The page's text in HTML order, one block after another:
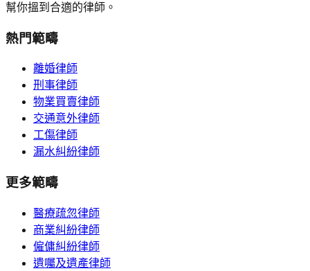
幫你搵到合適的律師。
熱門範疇
離婚律師
刑事律師
物業買賣律師
交通意外律師
工傷律師
漏水糾紛律師
更多範疇
醫療疏忽律師
商業糾紛律師
僱傭糾紛律師
遺囑及遺產律師